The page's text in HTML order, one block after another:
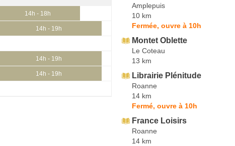
14h - 18h
14h - 19h
14h - 19h
14h - 19h
Amplepuis
10 km
Fermée, ouvre à 10h
Montet Oblette
Le Coteau
13 km
Librairie Plénitude
Roanne
14 km
Fermé, ouvre à 10h
France Loisirs
Roanne
14 km